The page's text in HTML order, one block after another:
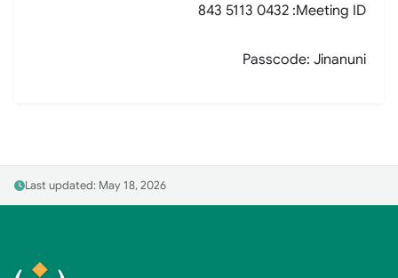
Meeting ID:
843 5113 0432
Passcode: Jinanuni
Last updated: May 18, 2026